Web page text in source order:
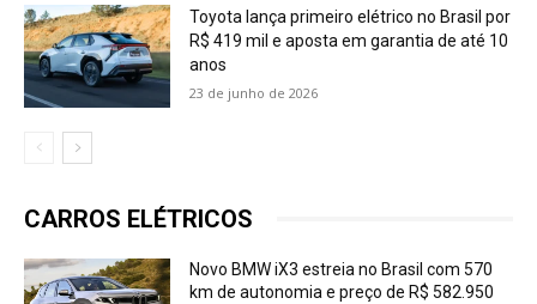
Toyota lança primeiro elétrico no Brasil por
R$ 419 mil e aposta em garantia de até 10
anos
23 de junho de 2026
CARROS ELÉTRICOS
Novo BMW iX3 estreia no Brasil com 570
km de autonomia e preço de R$ 582.950